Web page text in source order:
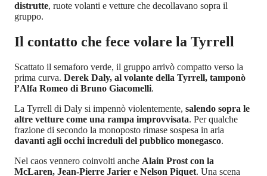
distrutte, ruote volanti e vetture che decollavano sopra il
gruppo.
Il contatto che fece volare la Tyrrell
Scattato il semaforo verde, il gruppo arrivò compatto verso la
prima curva. Derek Daly, al volante della Tyrrell, tamponò
l’Alfa Romeo di Bruno Giacomelli.
La Tyrrell di Daly si impennò violentemente, salendo sopra le
altre vetture come una rampa improvvisata. Per qualche
frazione di secondo la monoposto rimase sospesa in aria
davanti agli occhi increduli del pubblico monegasco.
Nel caos vennero coinvolti anche Alain Prost con la
McLaren, Jean-Pierre Jarier e Nelson Piquet. Una scena